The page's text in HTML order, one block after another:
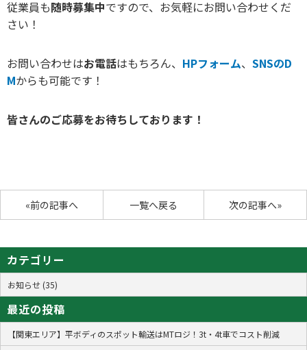
従業員も随時募集中ですので、お気軽にお問い合わせくだ
さい！
お問い合わせはお電話はもちろん、 HPフォーム、 SNSのD
Mからも可能です！
皆さんのご応募をお待ちしております！
«前の記事へ 次の記事へ»
一覧へ戻る
カテゴリー
お知らせ (35)
最近の投稿
【関東エリア】平ボディのスポット輸送はMTロジ！3t・4t車でコスト削減